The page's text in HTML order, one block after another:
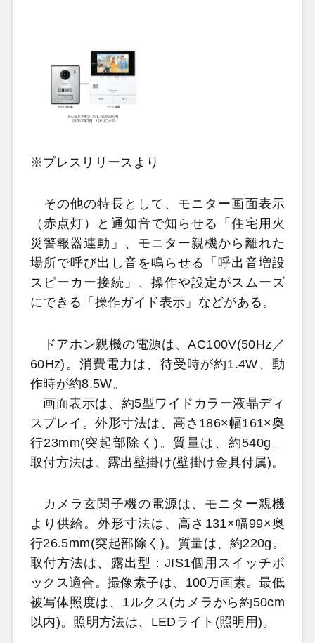
※プレスリリースより
その他の特長として、モニター画面表示
（赤点灯）と通知音で知らせる「住宅用火
災警報器連動」、モニター親機から離れた
場所で呼び出し音を鳴らせる「呼出音増設
スピーカー接続」、操作や設定がスムーズ
にできる「操作ガイド表示」などがある。
ドアホン親機の電源は、AC100V(50Hz／
60Hz)。消費電力は、待受時が約1.4W、動
作時が約8.5W。
画面表示は、約5型ワイドカラー液晶ディ
スプレイ。外形寸法は、高さ186×幅161×奥
行23mm(突起部除く)。質量は、約540g。
取付方法は、露出壁掛け(壁掛け金具付属)。
カメラ玄関子機の電源は、モニター親機
より供給。外形寸法は、高さ131×幅99×奥
行26.5mm(突起部除く)。質量は、約220g。
取付方法は、露出型：JIS1個用スイッチボ
ックス適合。撮像素子は、100万画素。最低
被写体照度は、1ルクス(カメラから約50cm
以内)。照明方法は、LEDライト(照明用)。